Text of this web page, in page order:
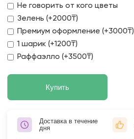
Не говорить от кого цветы
Зелень (+2000₸)
Премиум оформление (+3000₸)
1 шарик (+1200₸)
Раффаэлло (+3500₸)
Купить
Доставка в течение
дня